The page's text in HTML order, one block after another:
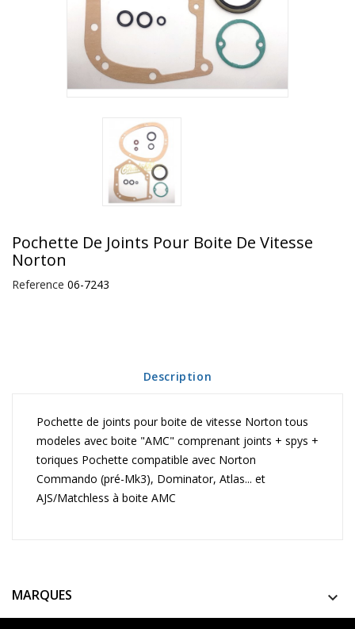
Pochette De Joints Pour Boite De Vitesse
Norton
Reference 06-7243
Description
Pochette de joints pour boite de vitesse Norton tous
modeles avec boite "AMC" comprenant joints + spys +
toriques Pochette compatible avec Norton
Commando (pré-Mk3), Dominator, Atlas... et
AJS/Matchless à boite AMC
MARQUES 